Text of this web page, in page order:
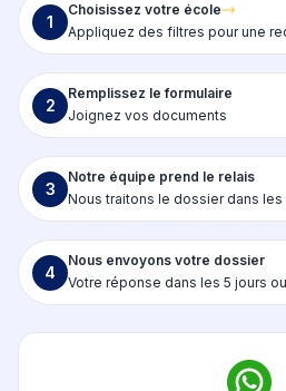
1
Choisissez votre école
Appliquez des filtres pour une
2
Remplissez le formulaire
Joignez vos documents
3
Notre équipe prend le relais
Nous traitons le dossier dans les
4
Nous envoyons votre dossier
Votre réponse dans les 5 jours